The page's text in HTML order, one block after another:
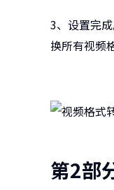
3、设置完
换所有视频
第2部